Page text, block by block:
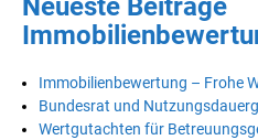
Neueste Beiträge
Immobilienbewertung – Frohe
Bundesrat und
Wertgutachten für